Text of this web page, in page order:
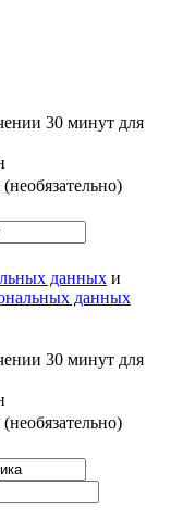
30 минут для
(необязательно)
данных и
данных
30 минут для
(необязательно)